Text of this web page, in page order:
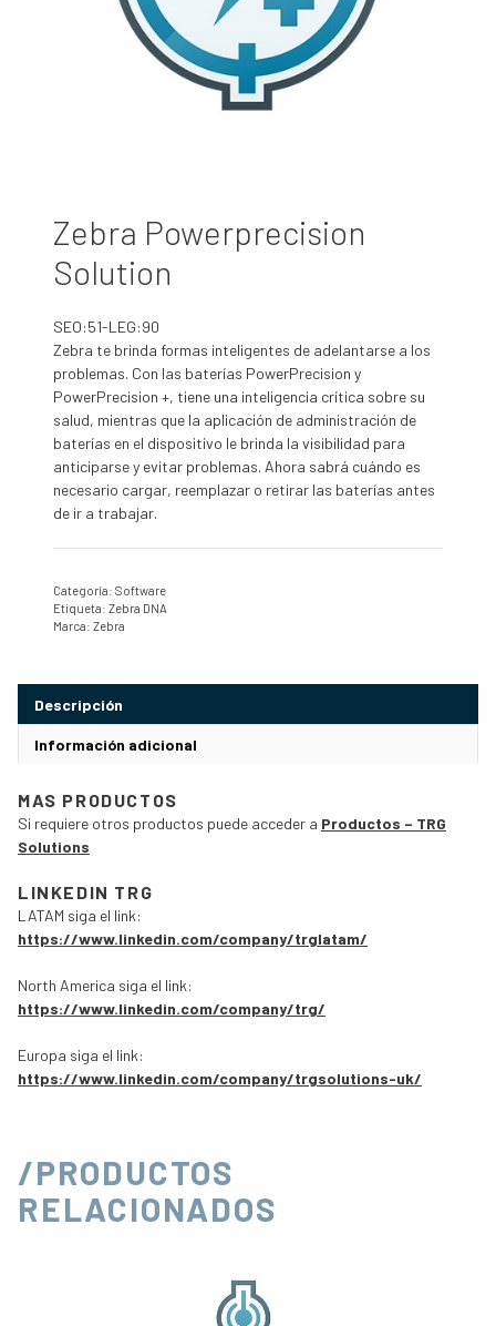
Zebra Powerprecision
Solution
SEO:51-LEG:90
Zebra te brinda formas inteligentes de adelantarse a los
problemas. Con las baterías PowerPrecision y
PowerPrecision +, tiene una inteligencia crítica sobre su
salud, mientras que la aplicación de administración de
baterías en el dispositivo le brinda la visibilidad para
anticiparse y evitar problemas. Ahora sabrá cuándo es
necesario cargar, reemplazar o retirar las baterías antes
de ir a trabajar.
Categoría: Software
Etiqueta: Zebra DNA
Marca: Zebra
Descripción
Información adicional
MAS PRODUCTOS
Si requiere otros productos puede acceder a Productos – TRG
Solutions
LINKEDIN TRG
LATAM siga el link:
https://www.linkedin.com/company/trglatam/
North America siga el link:
https://www.linkedin.com/company/trg/
Europa siga el link:
https://www.linkedin.com/company/trgsolutions-uk/
/PRODUCTOS
RELACIONADOS